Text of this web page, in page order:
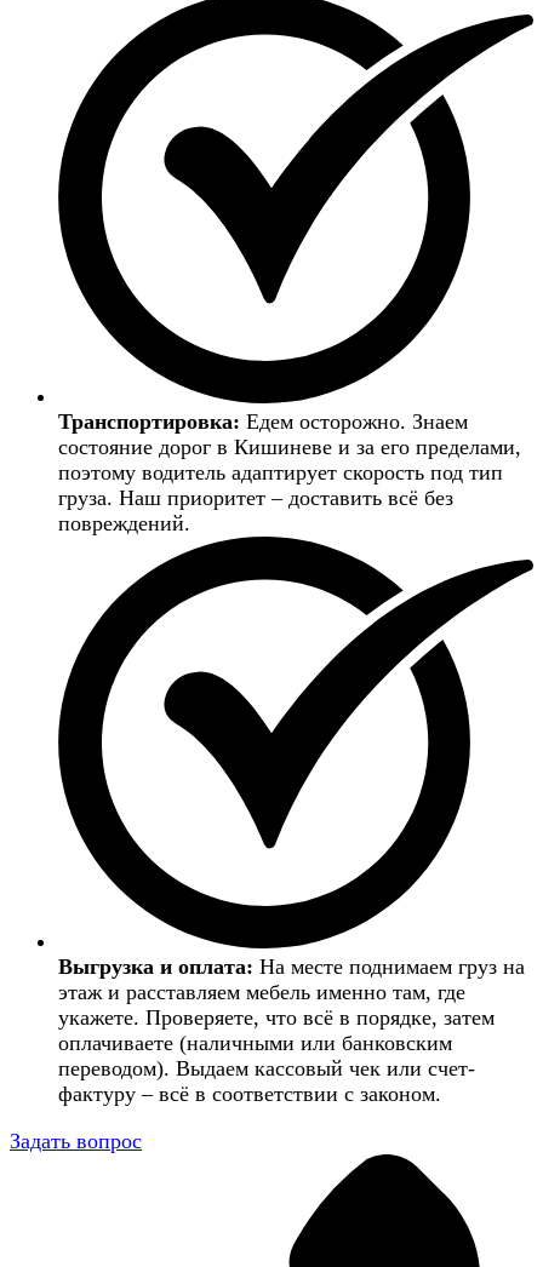
Транспортировка: Едем осторожно. Знаем
состояние дорог в Кишиневе и за его пределами,
поэтому водитель адаптирует скорость под тип
груза. Наш приоритет – доставить всё без
повреждений.
Выгрузка и оплата: На месте поднимаем груз на
этаж и расставляем мебель именно там, где
укажете. Проверяете, что всё в порядке, затем
оплачиваете (наличными или банковским
переводом). Выдаем кассовый чек или счет-
фактуру – всё в соответствии с законом.
Задать вопрос